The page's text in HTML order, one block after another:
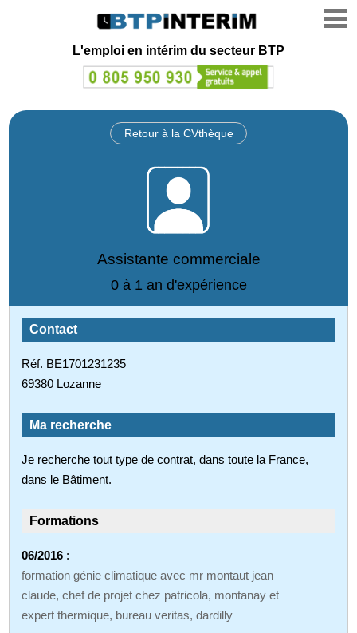
L'emploi en intérim du secteur BTP
Retour à la CVthèque
Assistante commerciale
0 à 1 an d'expérience
Contact
Réf. BE1701231235
69380 Lozanne
Ma recherche
Je recherche tout type de contrat, dans toute la France,
dans le Bâtiment.
Formations
06/2016 :
formation génie climatique avec mr montaut jean
claude, chef de projet chez patricola, montanay et
expert thermique, bureau veritas, dardilly